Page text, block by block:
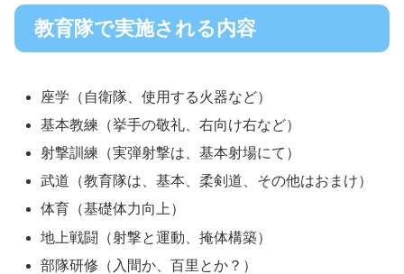
教育隊で実施される内容
座学（自衛隊、使用する火器など）
基本教練（挙手の敬礼、右向け右など）
射撃訓練（実弾射撃は、基本射場にて）
武道（教育隊は、基本、柔剣道、その他はおまけ）
体育（基礎体力向上）
地上戦闘（射撃と運動、掩体構築）
部隊研修（入間か、百里とか？）